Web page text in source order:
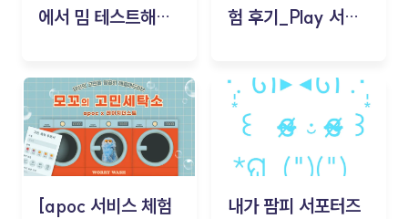
에서 밈 테스트해보
험 후기_Play 서비
김태현
[apoc 서비스 체험
내가 팜피 서포터즈